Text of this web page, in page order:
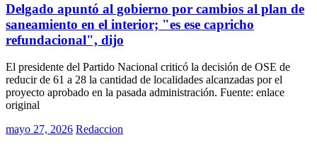
Delgado apuntó al gobierno por cambios al plan de
saneamiento en el interior; "es ese capricho
refundacional", dijo
El presidente del Partido Nacional criticó la decisión de OSE de
reducir de 61 a 28 la cantidad de localidades alcanzadas por el
proyecto aprobado en la pasada administración. Fuente: enlace
original
Posted
mayo 27, 2026 Redaccion